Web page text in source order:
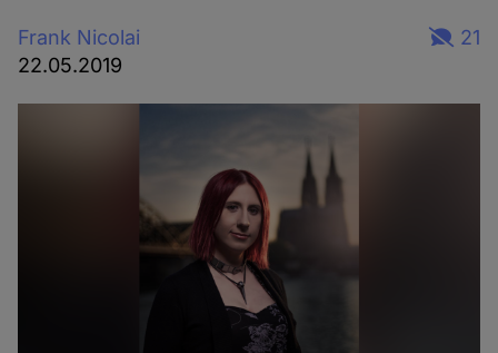
Frank Nicolai
22.05.2019
21